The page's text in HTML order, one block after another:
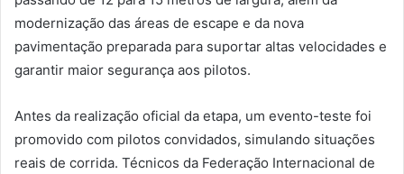
modernização das áreas de escape e da nova
pavimentação preparada para suportar altas velocidades e
garantir maior segurança aos pilotos.
Antes da realização oficial da etapa, um evento-teste foi
promovido com pilotos convidados, simulando situações
reais de corrida. Técnicos da Federação Internacional de